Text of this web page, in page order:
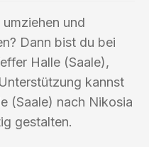
und
Dann bist du bei
Halle (Saale),
kannst
(Saale) nach Nikosia
gestalten.